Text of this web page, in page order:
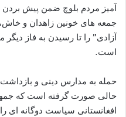
آمیز مردم بلوچ ضمن پیش
جمعه‏ های خونین زاهدان و
آزادی” را تا رسیدن به فاز دیگر
است.
حمله به مدارس دینی و
حالی صورت گرفته است که
افغانستانی سیاست دوگانه‏ ای